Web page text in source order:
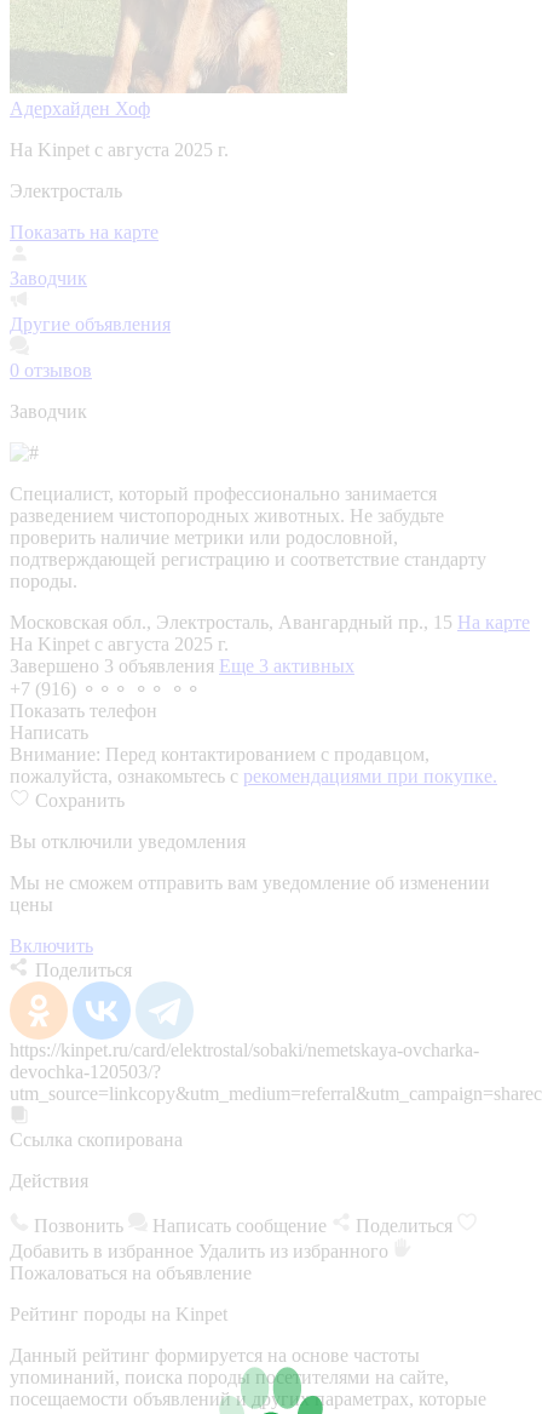
Адерхайден Хоф
На Kinpet c августа 2025 г.
Электросталь
Показать на карте
Заводчик
Другие объявления
0 отзывов
Заводчик
Специалист, который профессионально занимается
разведением чистопородных животных. Не забудьте
проверить наличие метрики или родословной,
подтверждающей регистрацию и соответствие стандарту
породы.
Московская обл., Электросталь, Авангардный пр., 15 На карте
На Kinpet c августа 2025 г.
Завершено 3 объявления Еще 3 активных
+7 (916) ⚬⚬⚬ ⚬⚬ ⚬⚬
Показать телефон
Написать
Внимание: Перед контактированием с продавцом,
пожалуйста, ознакомьтесь с рекомендациями при покупке.
Сохранить
Вы отключили уведомления
Мы не сможем отправить вам уведомление об изменении
цены
Включить
Поделиться
https://kinpet.ru/card/elektrostal/sobaki/nemetskaya-ovcharka-
devochka-120503/?
Ссылка скопирована
Действия
Позвонить Написать сообщение
Поделиться
Добавить в избранное Удалить из избранного
Пожаловаться на объявление
Рейтинг породы на Kinpet
Данный рейтинг формируется на основе частоты
упоминаний, поиска породы посетителями на сайте,
посещаемости объявлений и других параметрах, которые